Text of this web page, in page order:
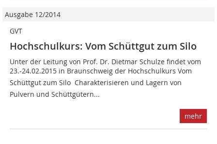
Ausgabe 12/2014
GVT
Hochschulkurs: Vom Schüttgut zum Silo
Unter der Leitung von Prof. Dr. Dietmar Schulze findet vom
23.-24.02.2015 in Braunschweig der Hochschulkurs Vom
Schüttgut zum Silo  Charakterisieren und Lagern von
Pulvern und Schüttgütern...
mehr